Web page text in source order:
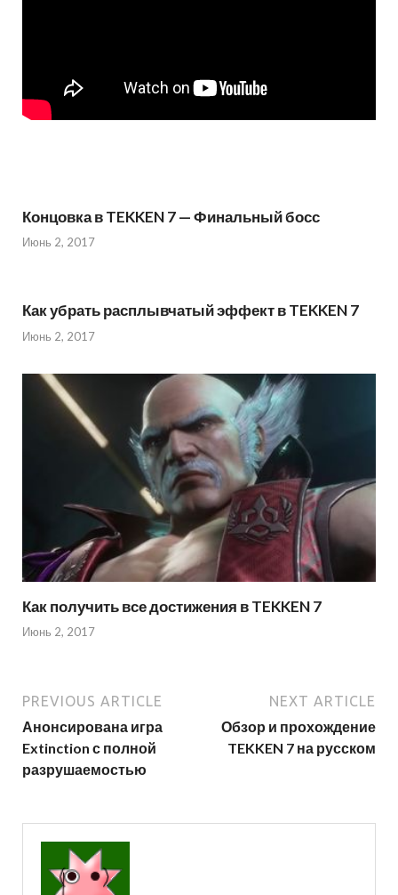
Концовка в TEKKEN 7 — Финальный босс
Июнь 2, 2017
Как убрать расплывчатый эффект в TEKKEN 7
Июнь 2, 2017
Как получить все достижения в TEKKEN 7
Июнь 2, 2017
PREVIOUS ARTICLE
Анонсирована игра
Extinction с полной
разрушаемостью
NEXT ARTICLE
Обзор и прохождение
TEKKEN 7 на русском